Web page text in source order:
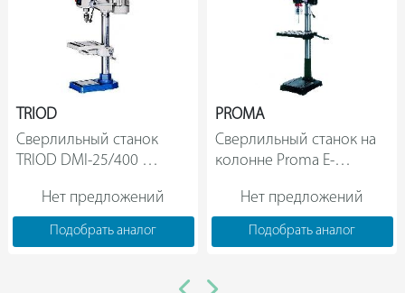
TRIOD
Сверлильный станок
TRIOD DMI-25/400
Нет предложений
Подобрать аналог
PROMA
Сверлильный станок на
колонне Proma E-
Нет предложений
Подобрать аналог